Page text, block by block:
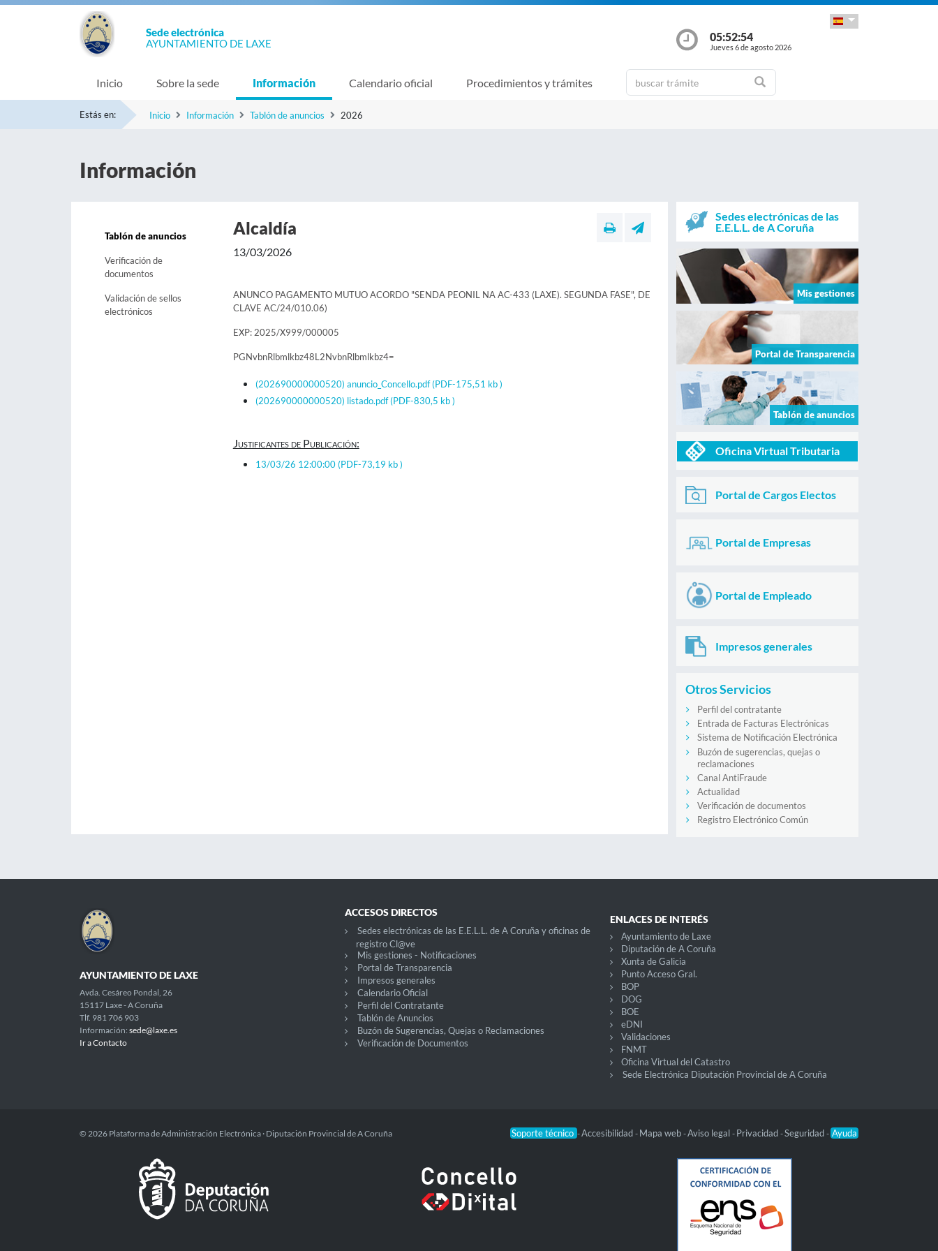
Sede electrónica
AYUNTAMIENTO DE LAXE
05:52:55
Jueves 6 de agosto 2026
Inicio Sobre la sede Información Calendario oficial Procedimientos y trámites
Estás en: Inicio Información Tablón de anuncios 2026
Información
Tablón de anuncios
Verificación de
documentos
Validación de sellos
electrónicos
Alcaldía
13/03/2026
ANUNCO PAGAMENTO MUTUO ACORDO "SENDA PEONIL NA AC-433 (LAXE). SEGUNDA FASE", DE
CLAVE AC/24/010.06)
EXP: 2025/X999/000005
PGNvbnRlbmlkbz48L2NvbnRlbmlkbz4=
(202690000000520) anuncio_Concello.pdf(PDF-175,51 kb )
(202690000000520) listado.pdf(PDF-830,5 kb )
Justificantes de Publicación:
13/03/26 12:00:00(PDF-73,19 kb )
Sedes electrónicas de las
E.E.L.L. de A Coruña
Mis gestiones
Portal de Transparencia
Tablón de anuncios
Oficina Virtual Tributaria
Portal de Cargos Electos
Portal de Empresas
Portal de Empleado
Impresos generales
Otros Servicios
Perfil del contratante
Entrada de Facturas Electrónicas
Sistema de Notificación Electrónica
Buzón de sugerencias, quejas o
reclamaciones
Canal AntiFraude
Actualidad
Verificación de documentos
Registro Electrónico Común
AYUNTAMIENTO DE LAXE
Avda. Cesáreo Pondal, 26
15117 Laxe - A Coruña
Tlf. 981 706 903
Información: sede@laxe.es
Ir a Contacto
ACCESOS DIRECTOS
Sedes electrónicas de las E.E.L.L. de A Coruña y oficinas de
registro Cl@ve
Mis gestiones - Notificaciones
Portal de Transparencia
Impresos generales
Calendario Oficial
Perfil del Contratante
Tablón de Anuncios
Buzón de Sugerencias, Quejas o Reclamaciones
Verificación de Documentos
ENLACES DE INTERÉS
Ayuntamiento de Laxe
Diputación de A Coruña
Xunta de Galicia
Punto Acceso Gral.
BOP
DOG
BOE
eDNI
Validaciones
FNMT
Oficina Virtual del Catastro
Sede Electrónica Diputación Provincial de A Coruña
Soporte técnico -Accesibilidad - Mapa web -Aviso legal - Privacidad -Seguridad - Ayuda
© 2026 Plataforma de Administración Electrónica · Diputación Provincial de A Coruña